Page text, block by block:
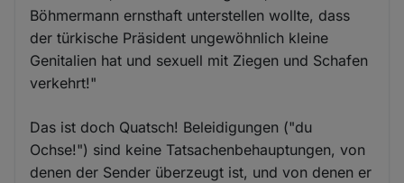
Böhmermann ernsthaft unterstellen wollte, dass
der türkische Präsident ungewöhnlich kleine
Genitalien hat und sexuell mit Ziegen und Schafen
verkehrt!"
Das ist doch Quatsch! Beleidigungen ("du
Ochse!") sind keine Tatsachenbehauptungen, von
denen der Sender überzeugt ist, und von denen er